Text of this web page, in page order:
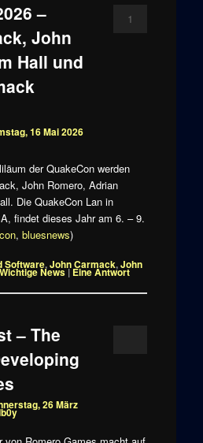
–
John
Hall und
16 Mai 2026
1
der QuakeCon werden
John Romero, Adrian
Die QuakeCon Lan in
findet dieses Jahr am 6. – 9.
, bluesnews)
Software,John Carmack,John
News|EineAntwort
– The
26 März